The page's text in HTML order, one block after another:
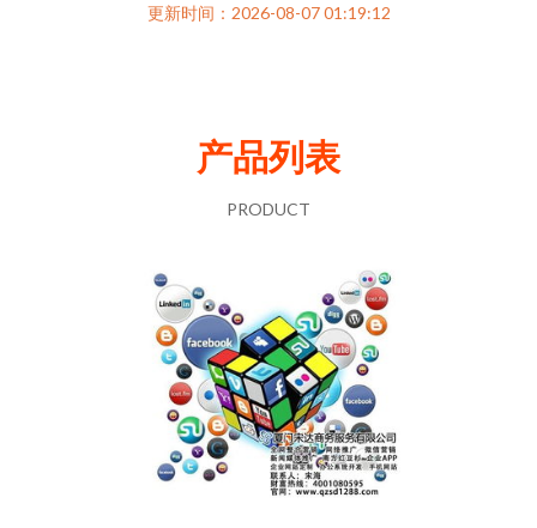
更新时间：2026-08-07 01:19:12
产品列表
PRODUCT